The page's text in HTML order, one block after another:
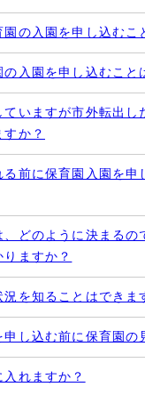
の入園を申し込むこ
入園を申し込むこと
ていますが市外転出し
か？
前に保育園入園を申
、どのように決まるの
ますか？
を知ることはできま
し込む前に保育園の
れますか？